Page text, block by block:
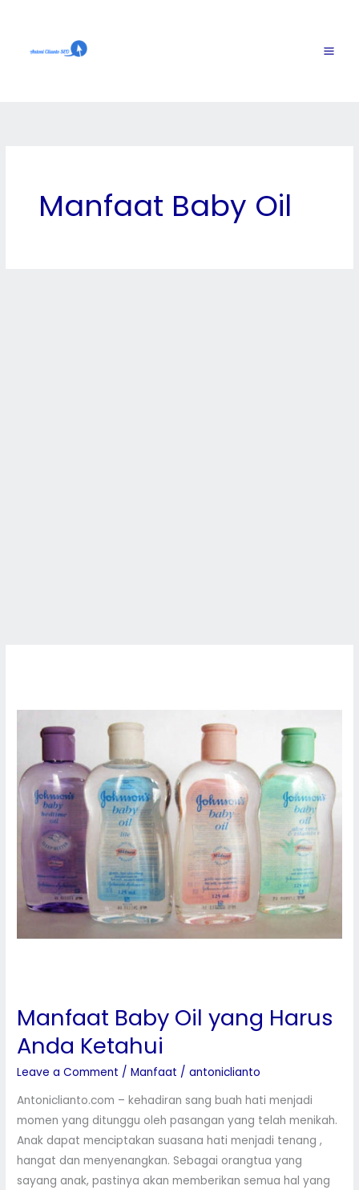
content
Manfaat Baby Oil
Manfaat Baby Oil yang Harus
Anda Ketahui
Leave a Comment /Manfaat /antoniclianto
Antoniclianto.com – kehadiran sang buah hati menjadi
momen yang ditunggu oleh pasangan yang telah menikah.
Anak dapat menciptakan suasana hati menjadi tenang ,
hangat dan menyenangkan. Sebagai orangtua yang
sayang anak, pastinya akan memberikan semua hal yang
Oil
yang
Anda
Ketahui